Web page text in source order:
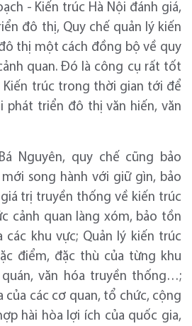
- Kiến trúc Hà Nội đánh giá,
đô thị, Quy chế quản lý kiến
thị một cách đồng bộ về quy
quan. Đó là công cụ rất tốt
Kiến trúc trong thời gian tới để
phát triển đô thị văn hiến, văn
Nguyên, quy chế cũng bảo
song hành với giữ gìn, bảo
trị truyền thống về kiến trúc
cảnh quan làng xóm, bảo tồn
các khu vực; Quản lý kiến trúc
điểm, đặc thù của từng khu
văn hóa truyền thống…;
của các cơ quan, tổ chức, cộng
hài hòa lợi ích của quốc gia,